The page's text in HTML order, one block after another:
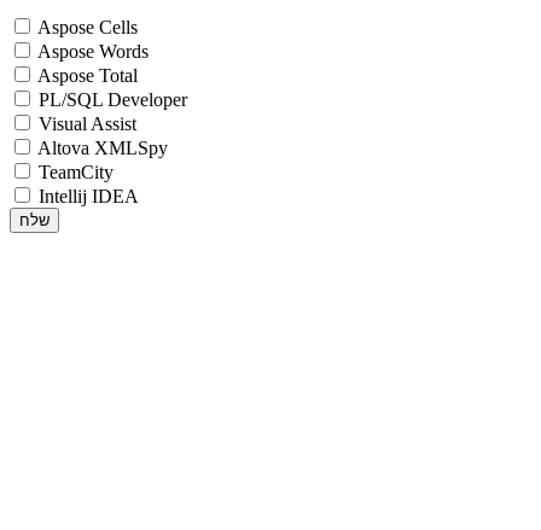
Aspose Cells
Aspose Words
Aspose Total
PL/SQL Developer
Visual Assist
Altova XMLSpy
TeamCity
Intellij IDEA